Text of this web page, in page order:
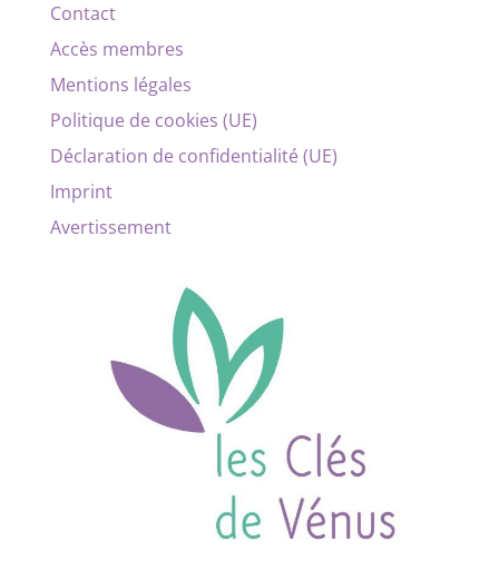
Contact
Accès membres
Mentions légales
Politique de cookies (UE)
Déclaration de confidentialité (UE)
Imprint
Avertissement